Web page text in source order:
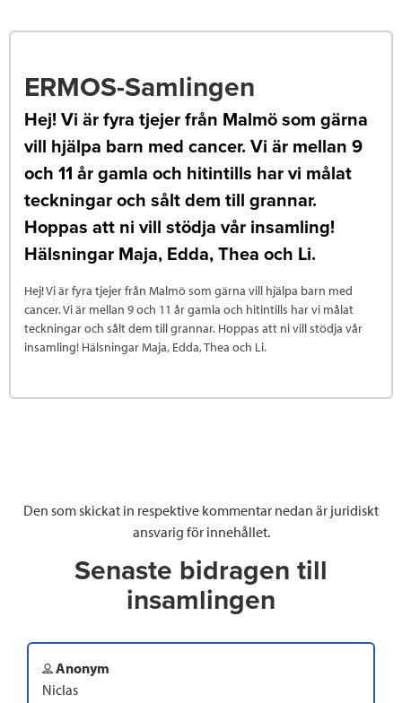
ERMOS-Samlingen
Hej! Vi är fyra tjejer från Malmö som gärna
vill hjälpa barn med cancer. Vi är mellan 9
och 11 år gamla och hitintills har vi målat
teckningar och sålt dem till grannar.
Hoppas att ni vill stödja vår insamling!
Hälsningar Maja, Edda, Thea och Li.
Hej! Vi är fyra tjejer från Malmö som gärna vill hjälpa barn med
cancer. Vi är mellan 9 och 11 år gamla och hitintills har vi målat
teckningar och sålt dem till grannar. Hoppas att ni vill stödja vår
insamling! Hälsningar Maja, Edda, Thea och Li.
Den som skickat in respektive kommentar nedan är juridiskt
ansvarig för innehållet.
Senaste bidragen till
insamlingen
Anonym
Niclas